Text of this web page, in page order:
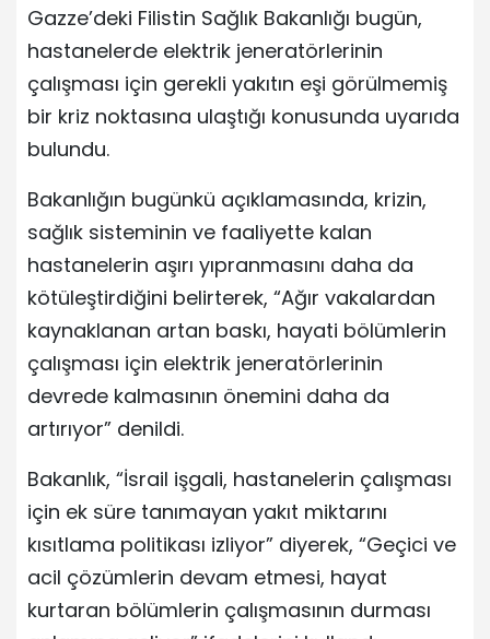
Gazze’deki Filistin Sağlık Bakanlığı bugün,
hastanelerde elektrik jeneratörlerinin
çalışması için gerekli yakıtın eşi görülmemiş
bir kriz noktasına ulaştığı konusunda uyarıda
bulundu.
Bakanlığın bugünkü açıklamasında, krizin,
sağlık sisteminin ve faaliyette kalan
hastanelerin aşırı yıpranmasını daha da
kötüleştirdiğini belirterek, “Ağır vakalardan
kaynaklanan artan baskı, hayati bölümlerin
çalışması için elektrik jeneratörlerinin
devrede kalmasının önemini daha da
artırıyor” denildi.
Bakanlık, “İsrail işgali, hastanelerin çalışması
için ek süre tanımayan yakıt miktarını
kısıtlama politikası izliyor” diyerek, “Geçici ve
acil çözümlerin devam etmesi, hayat
kurtaran bölümlerin çalışmasının durması